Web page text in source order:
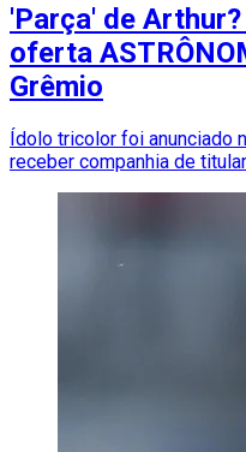
'Parça' de
oferta
Grêmio
Ídolo tricolor foi anunciado
receber companhia de